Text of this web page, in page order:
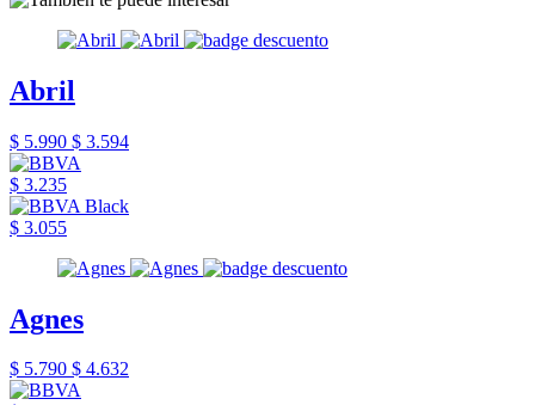
Abril
$ 5.990 $ 3.594
$ 3.235
$ 3.055
Agnes
$ 5.790 $ 4.632